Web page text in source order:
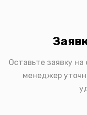
Оставьте заявку
менеджер